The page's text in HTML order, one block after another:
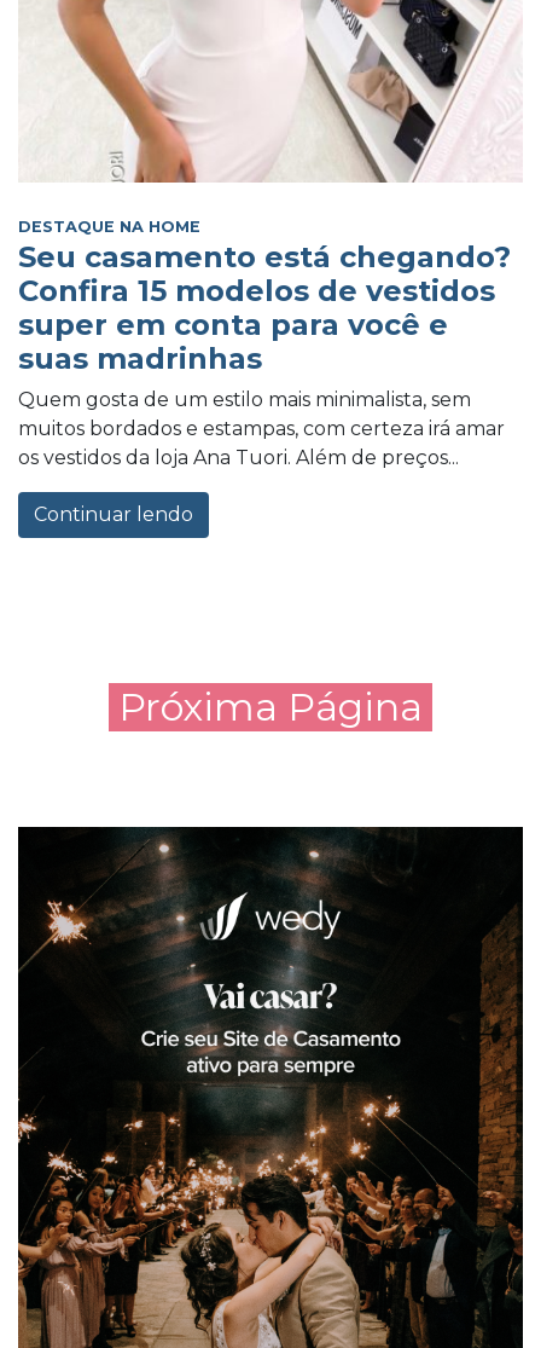
DESTAQUE NA HOME
Seu casamento está chegando?
Confira 15 modelos de vestidos
super em conta para você e
suas madrinhas
Quem gosta de um estilo mais minimalista, sem
muitos bordados e estampas, com certeza irá amar
os vestidos da loja Ana Tuori. Além de preços...
Continuar lendo
Próxima Página